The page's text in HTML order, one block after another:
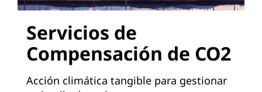
Servicios de
Compensación de CO2
Acción climática tangible para gestionar